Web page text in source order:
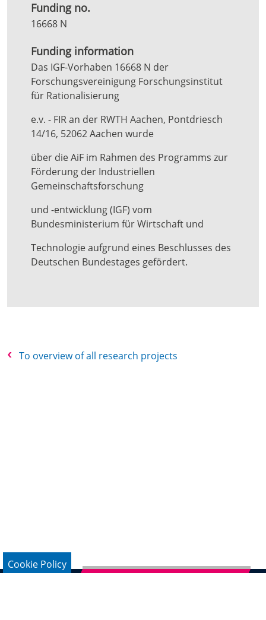
Funding no.
16668 N
Funding information
Das IGF-Vorhaben 16668 N der
Forschungsvereinigung Forschungsinstitut
für Rationalisierung
e.v. - FIR an der RWTH Aachen, Pontdriesch
14/16, 52062 Aachen wurde
über die AiF im Rahmen des Programms zur
Förderung der Industriellen
Gemeinschaftsforschung
und -entwicklung (IGF) vom
Bundesministerium für Wirtschaft und
Technologie aufgrund eines Beschlusses des
Deutschen Bundestages gefördert.
To overview of all research projects
Cookie Policy